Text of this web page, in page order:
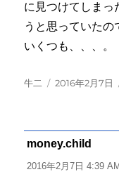
に見つけてしまっ
うと思っていた
いくつも、、、。
投
牛二
投
2016年2月7日
money.child
り:
2016年2月7日 4:39